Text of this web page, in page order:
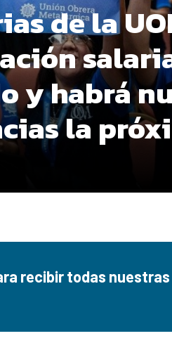
de la
y habrá
la
recibir todas nuestras